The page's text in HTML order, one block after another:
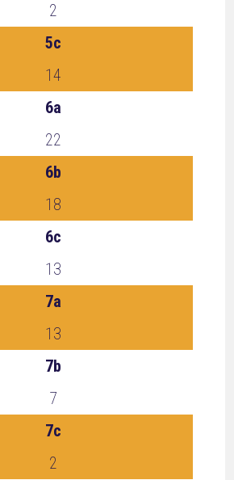
2
5c
14
6a
22
6b
18
6c
13
7a
13
7b
7
7c
2